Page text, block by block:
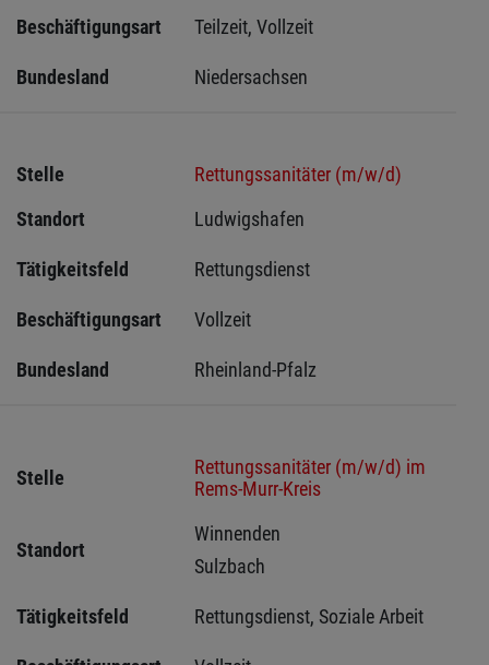
Beschäftigungsart Teilzeit, Vollzeit
Bundesland Niedersachsen
Stelle
Rettungssanitäter (m/w/d)
Standort
Ludwigshafen
Tätigkeitsfeld Rettungsdienst
Beschäftigungsart Vollzeit
Bundesland Rheinland-Pfalz
Stelle
Rettungssanitäter (m/w/d) im
Rems-Murr-Kreis
Standort
Winnenden
Sulzbach
Tätigkeitsfeld Rettungsdienst, Soziale Arbeit